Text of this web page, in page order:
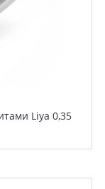
Liya 0,35